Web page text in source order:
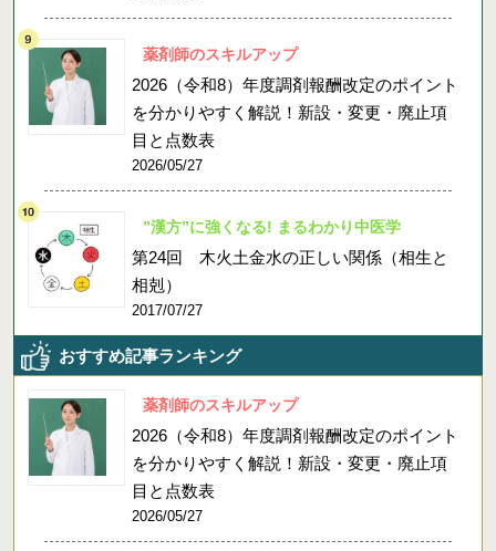
薬剤師のスキルアップ
2026（令和8）年度調剤報酬改定のポイント
を分かりやすく解説！新設・変更・廃止項
目と点数表
2026/05/27
”漢方”に強くなる! まるわかり中医学
第24回 木火土金水の正しい関係（相生と
相剋）
2017/07/27
おすすめ記事ランキング
薬剤師のスキルアップ
2026（令和8）年度調剤報酬改定のポイント
を分かりやすく解説！新設・変更・廃止項
目と点数表
2026/05/27